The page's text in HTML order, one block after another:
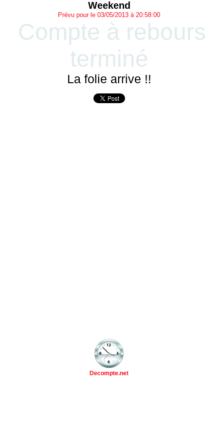
Weekend
Prévu pour le 03/05/2013 à 20:58:00
Compte à rebours
terminé
La folie arrive !!
Decompte.net